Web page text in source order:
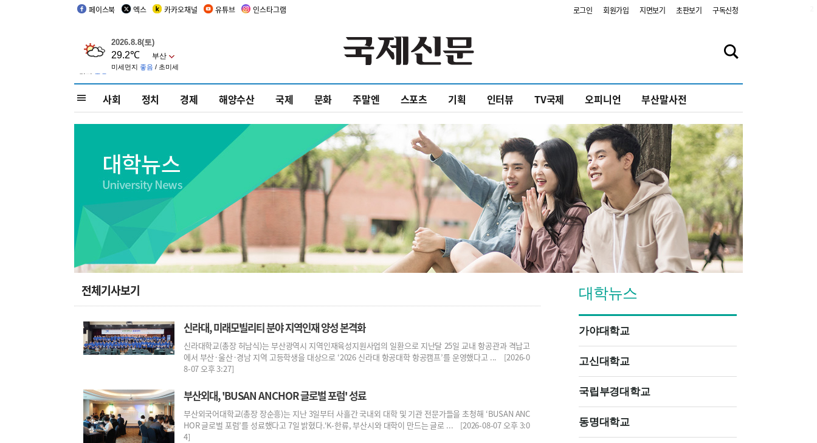
페이스북 엑스 카카오채널 유튜브 인스타그램 로그인 회원가입 지면보기 초판보기 구독신청
사회 정치 경제 해양수산 국제 문화 주말엔 스포츠 기획 인터뷰 TV국제 오피니언 부산말사전
전체기사보기
신라대, 미래모빌리티 분야 지역인재 양성 본격화
신라대학교(총장 허남식)는 부산광역시 지역인재육성지원사업의 일환으로 지난달 25일 교내 항공관과 격납고
에서 부산·울산·경남 지역 고등학생을 대상으로 ‘2026 신라대 항공대학 항공캠프’를 운영했다고 ... [2026-0
8-07 오후 3:27]
부산외대, 'BUSAN ANCHOR 글로벌 포럼' 성료
부산외국어대학교(총장 장순흥)는 지난 3일부터 사흘간 국내외 대학 및 기관 전문가들을 초청해 ‘BUSAN ANC
HOR 글로벌 포럼’를 성료했다고 7일 밝혔다.‘K-한류, 부산시와 대학이 만드는 글로 ... [2026-08-07 오후 3:0
4]
대학뉴스
가야대학교
고신대학교
국립부경대학교
동명대학교